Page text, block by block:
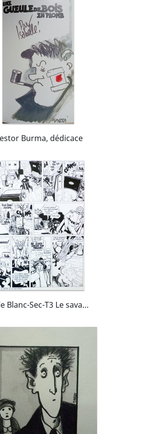
Burma, dédicace
Adèle Blanc-Sec-T3 Le savant fou